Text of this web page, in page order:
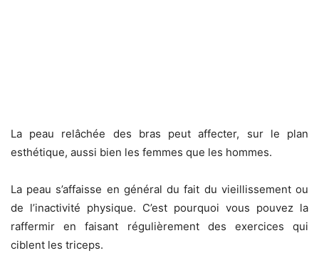
La peau relâchée des bras peut affecter, sur le plan
esthétique, aussi bien les femmes que les hommes.
La peau s’affaisse en général du fait du vieillissement ou
de l’inactivité physique. C’est pourquoi vous pouvez la
raffermir en faisant régulièrement des exercices qui
ciblent les triceps.